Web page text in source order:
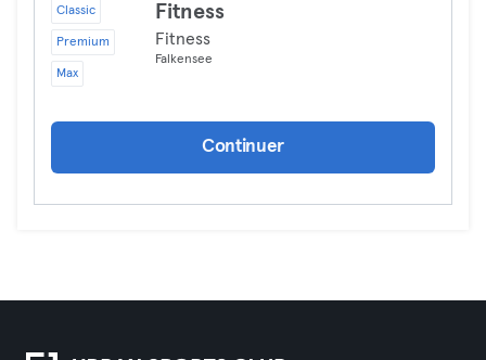
Classic
Premium
Max
Fitness
Fitness
Falkensee
Continuer